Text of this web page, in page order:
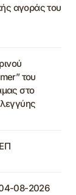
αγοράς του
του
στο
08-2026